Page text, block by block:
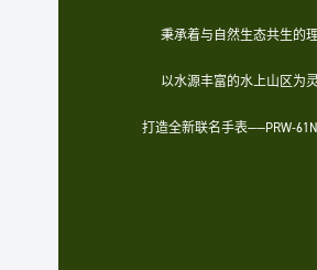
秉承着与自然生态共生的
以水源丰富的水上山区为
打造全新联名手表——PRW-